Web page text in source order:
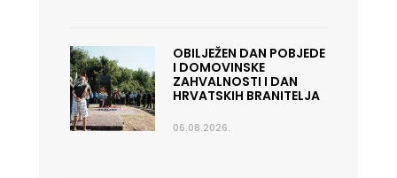
OBILJEŽEN DAN POBJEDE
I DOMOVINSKE
ZAHVALNOSTI I DAN
HRVATSKIH BRANITELJA
06.08.2026.